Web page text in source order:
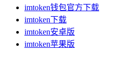
imtoken钱包官方下载
imtoken下载
imtoken安卓版
imtoken苹果版